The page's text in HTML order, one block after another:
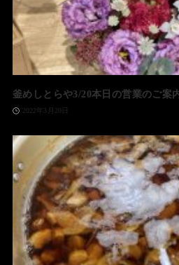
釜めしとらや3/20本日の営業のご案
2022年3月20日